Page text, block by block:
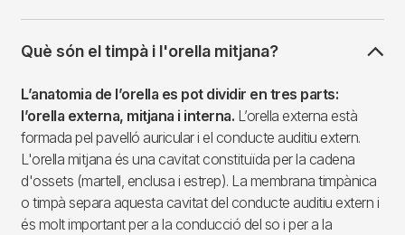
Què són el timpà i l'orella mitjana?
L’anatomia de l’orella es pot dividir en tres parts:
l’orella externa, mitjana i interna. L’orella externa està
formada pel pavelló auricular i el conducte auditiu extern.
L'orella mitjana és una cavitat constituïda per la cadena
d'ossets (martell, enclusa i estrep). La membrana timpànica
o timpà separa aquesta cavitat del conducte auditiu extern i
és molt important per a la conducció del so i per a la